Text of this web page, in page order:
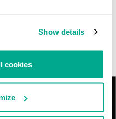
Show details
cookies